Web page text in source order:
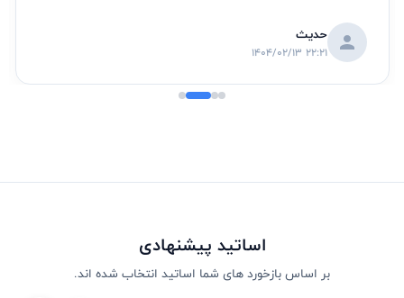
حدیث
1404/02/13 22:21
اساتید پیشنهادی
بر اساس بازخورد های شما اساتید انتخاب شده اند.